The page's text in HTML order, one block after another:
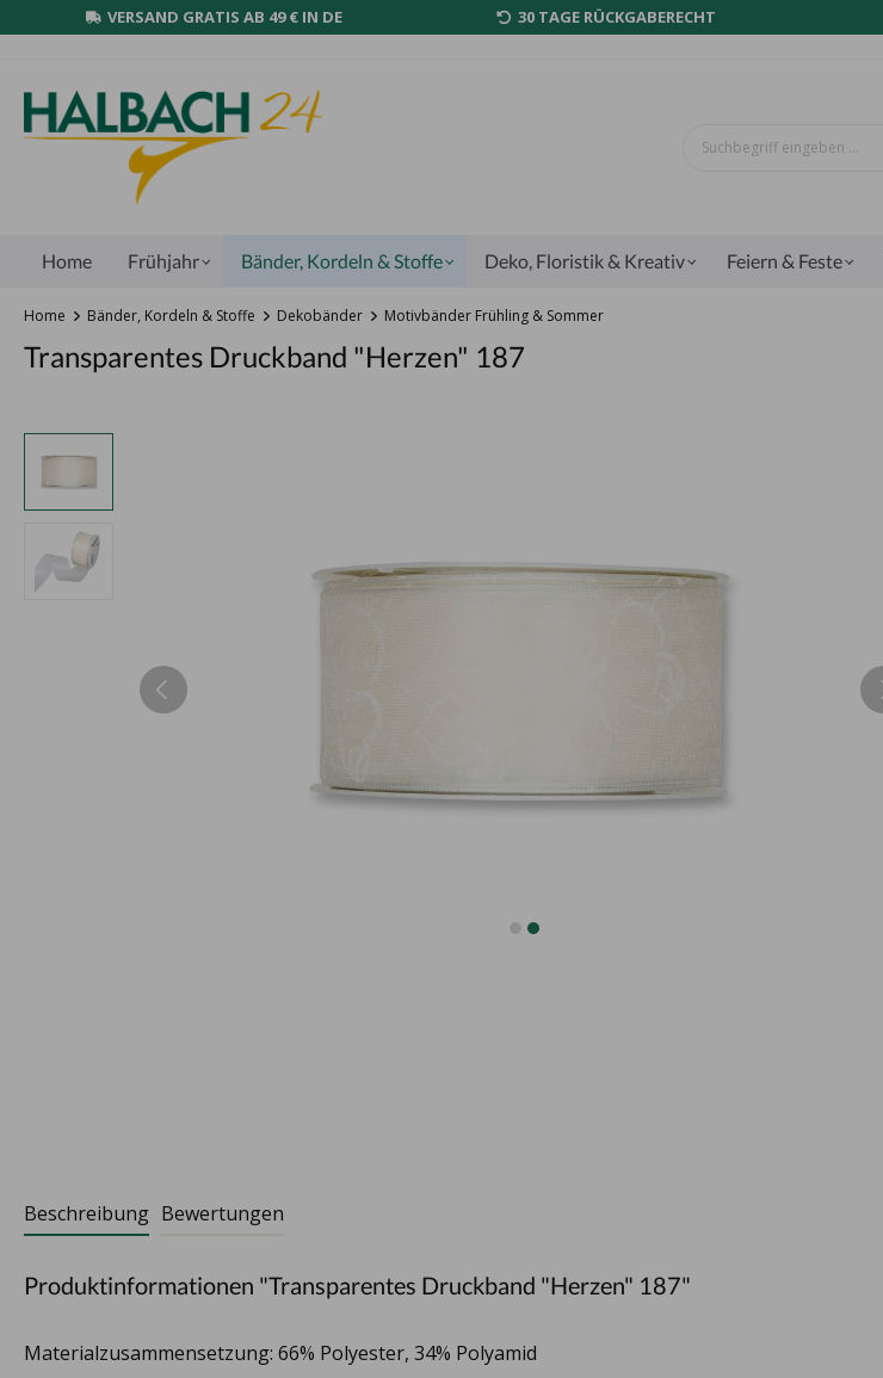
VERSAND GRATIS AB 49 € IN DE 30 TAGE RÜCKGABERECHT
Home Frühjahr Bänder, Kordeln & Stoffe Deko, Floristik & Kreativ Feiern & Feste
Home Bänder, Kordeln & Stoffe Dekobänder Motivbänder Frühling & Sommer
Transparentes Druckband "Herzen" 187
Beschreibung Bewertungen
Produktinformationen "Transparentes Druckband "Herzen" 187"
Materialzusammensetzung: 66% Polyester, 34% Polyamid